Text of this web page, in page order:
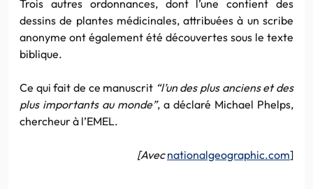
Trois autres ordonnances, dont l’une contient des
dessins de plantes médicinales, attribuées à un scribe
anonyme ont également été découvertes sous le texte
biblique.
Ce qui fait de ce manuscrit “l’un des plus anciens et des
plus importants au monde”, a déclaré Michael Phelps,
chercheur à l’EMEL.
[Avec nationalgeographic.com]